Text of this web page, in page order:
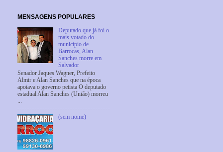
MENSAGENS POPULARES
Deputado que já foi o
mais votado do
município de
Barrocas, Alan
Sanches morre em
Salvador
Senador Jaques Wagner, Prefeito
Almir e Alan Sanches que na época
apoiava o governo petista O deputado
estadual Alan Sanches (União) morreu
...
(sem nome)